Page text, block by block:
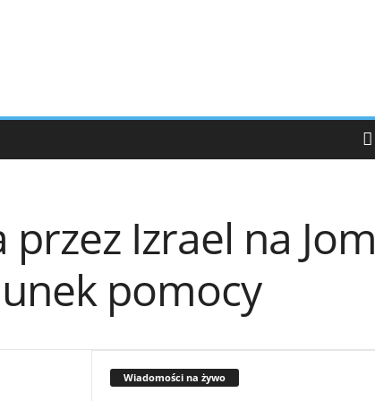
Izrael na Jom
pomocy
Wiadomości na żywo